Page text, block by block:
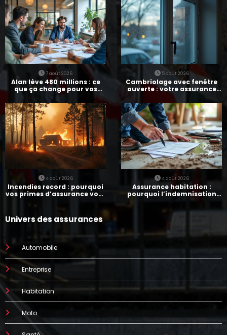
7 août 2026
Alan lève 480 millions : ce
que ça change pour vos
assurances
5 août 2026
Cambriolage avec fenêtre
ouverte : votre assurance
paie-t-elle ?
4 août 2026
Incendies record : pourquoi
vos primes d’assurance vont
4 août 2026
Assurance habitation :
pourquoi l’indemnisation
prend parfois 7 mois
Univers des assurances
Automobile
Entreprise
Habitation
Moto